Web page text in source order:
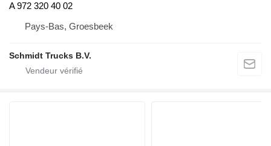
A 972 320 40 02
Pays-Bas, Groesbeek
Schmidt Trucks B.V.